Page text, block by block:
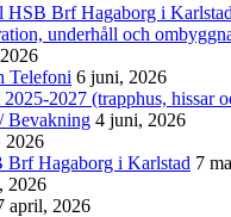
HSB Brf Hagaborg i Karlstad
underhåll och
Telefoni 6 juni, 2026
2027 (trapphus, hissar
Bevakning 4 juni, 2026
2026
Brf Hagaborg i Karlstad 7
2026
april, 2026